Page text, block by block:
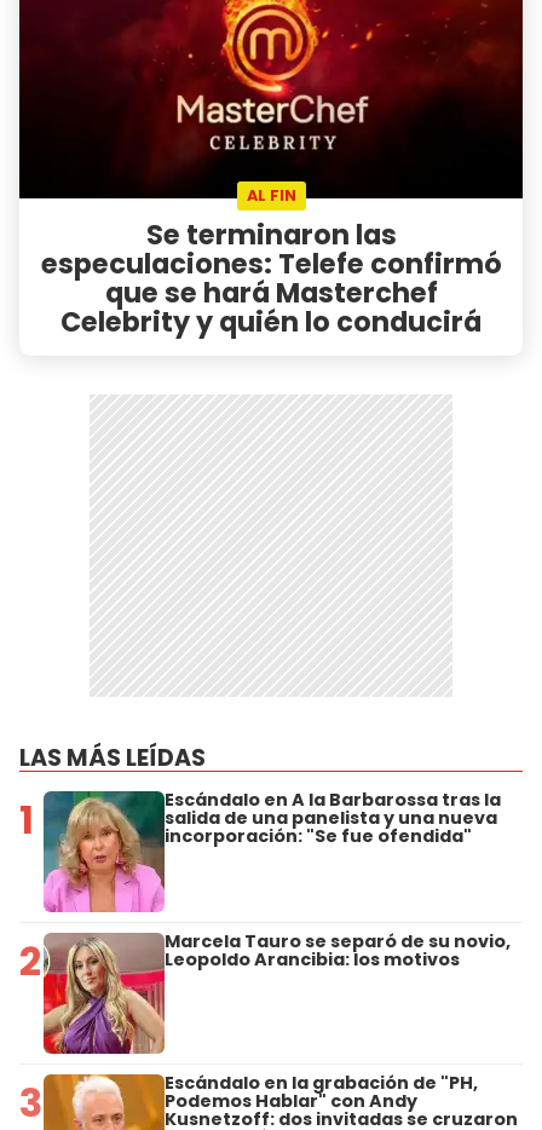
AL FIN
Se terminaron las
especulaciones: Telefe confirmó
que se hará Masterchef
Celebrity y quién lo conducirá
LAS MÁS LEÍDAS
1 Escándalo en A la Barbarossa tras la
salida de una panelista y una nueva
incorporación: "Se fue ofendida"
2 Marcela Tauro se separó de su novio,
Leopoldo Arancibia: los motivos
3 Escándalo en la grabación de "PH,
Podemos Hablar" con Andy
Kusnetzoff: dos invitadas se cruzaron